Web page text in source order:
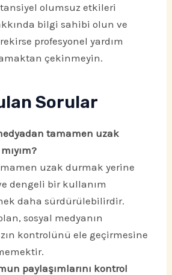
olumsuz etkileri
bilgi sahibi olun ve
profesyonel yardım
çekinmeyin.
Sorular
tamamen uzak
uzak durmak yerine
dengeli bir kullanım
daha sürdürülebilirdir.
sosyal medyanın
kontrolünü ele geçirmesine
paylaşımlarını kontrol